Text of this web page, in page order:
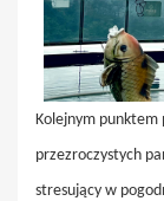
Kolejnym punktem
przezroczystych
stresujący w